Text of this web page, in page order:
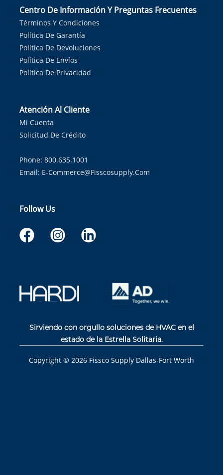
Centro De Información Y Preguntas Frecuentes
Términos Y Condiciones
Política De Garantía
Política De Devoluciones
Política De Envíos
Política De Privacidad
Atención Al Cliente
Mi Cuenta
Solicitud De Crédito
Phone: 800.635.1001
Email: E-Commerce@fisscosupply.com
Follow Us
Sirviendo con orgullo soluciones de HVAC en el
estado de la Estrella Solitaria.
Copyright © 2026 Fissco Supply Dallas-Fort Worth